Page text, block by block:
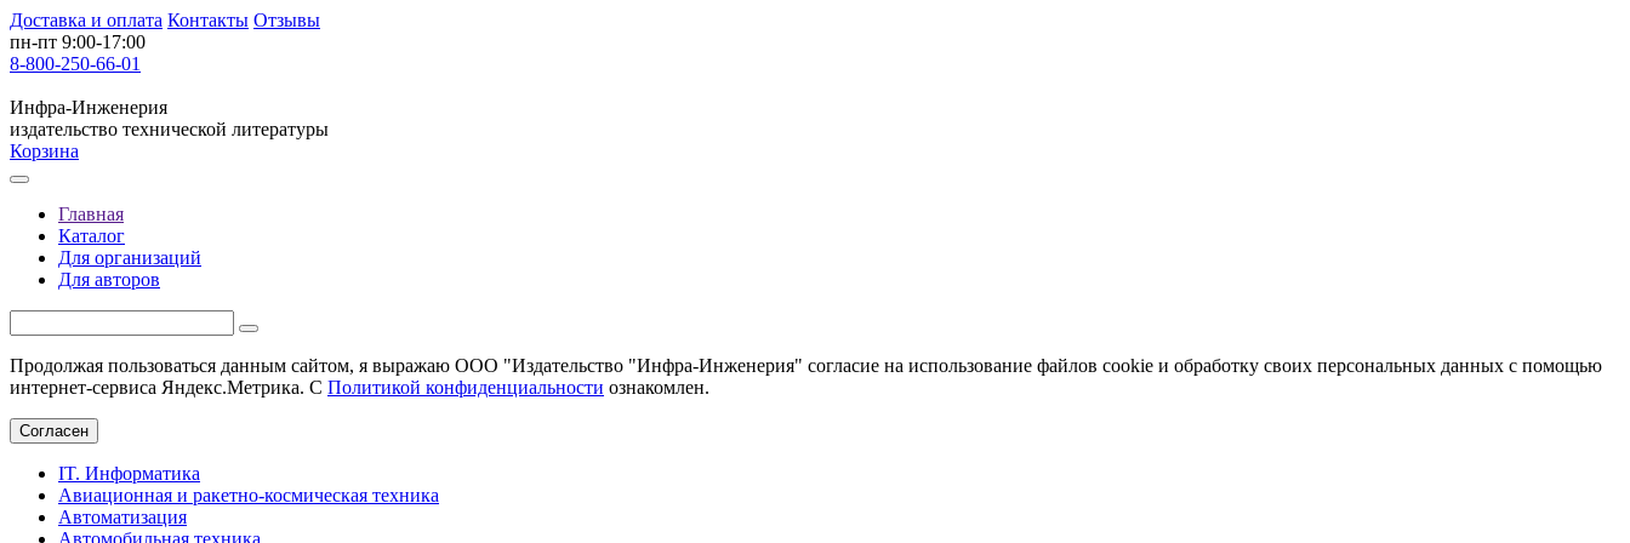
Доставка и оплата Контакты Отзывы
пн-пт 9:00-17:00
8-800-250-66-01
Инфра-Инженерия
издательство технической литературы
Корзина
Главная
Каталог
Для организаций
Для авторов
Продолжая пользоваться данным сайтом, я выражаю ООО "Издательство "Инфра-Инженерия" согласие на использование файлов cookie и обработку своих персональных данных с помощью
интернет-сервиса Яндекс.Метрика. С Политикой конфиденциальности ознакомлен.
Согласен
IT. Информатика
Авиационная и ракетно-космическая техника
Автоматизация
Автомобильная техника